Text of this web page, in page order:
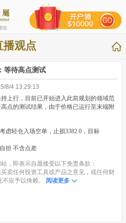
慎
播观点
等待高点测试
8/4 13:29:13
上行，目前已开始进入此前规划的领域范
点的测试结果，由于价格已运行至末端附
虑轻仓入场空单，止损3382.0，目标
担 不含点差
，即表示自愿接受以下免责条款：
卖任何投资工具或产品之意见，或任何财
应予以倚赖。
阅读更多